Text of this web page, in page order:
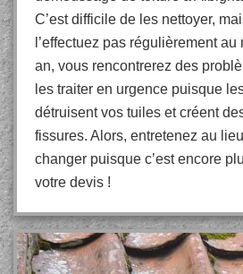
C’est difficile de les nettoyer,
l’effectuez pas régulièrement
an, vous rencontrerez des
les traiter en urgence puisque
détruisent vos tuiles et créent
fissures. Alors, entretenez au
changer puisque c’est encore
votre devis !